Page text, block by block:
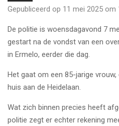
Gepubliceerd op 11 mei 2025 om
De politie is woensdagavond 7
gestart na de vondst van een
in Ermelo, eerder die dag.
Het gaat om een 85-jarige
huis aan de Heidelaan.
Wat zich binnen precies heeft
politie zegt er echter rekening